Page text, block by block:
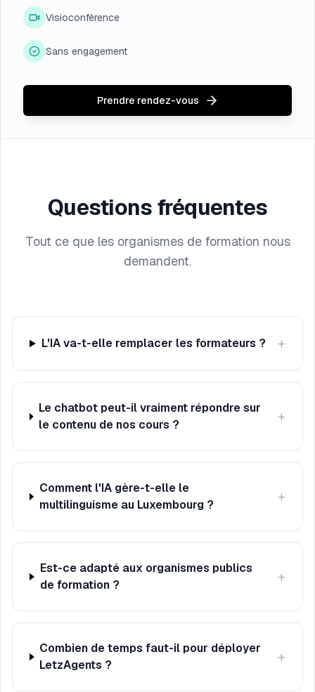
Visioconférence
Sans engagement
Prendre rendez-vous
Questions fréquentes
Tout ce que les organismes de formation nous
demandent.
L'IA va-t-elle remplacer les formateurs ? +
Le chatbot peut-il vraiment répondre sur
le contenu de nos cours ?
+
Comment l'IA gère-t-elle le
multilinguisme au Luxembourg ?
+
Est-ce adapté aux organismes publics
de formation ?
+
Combien de temps faut-il pour déployer
LetzAgents ?
+